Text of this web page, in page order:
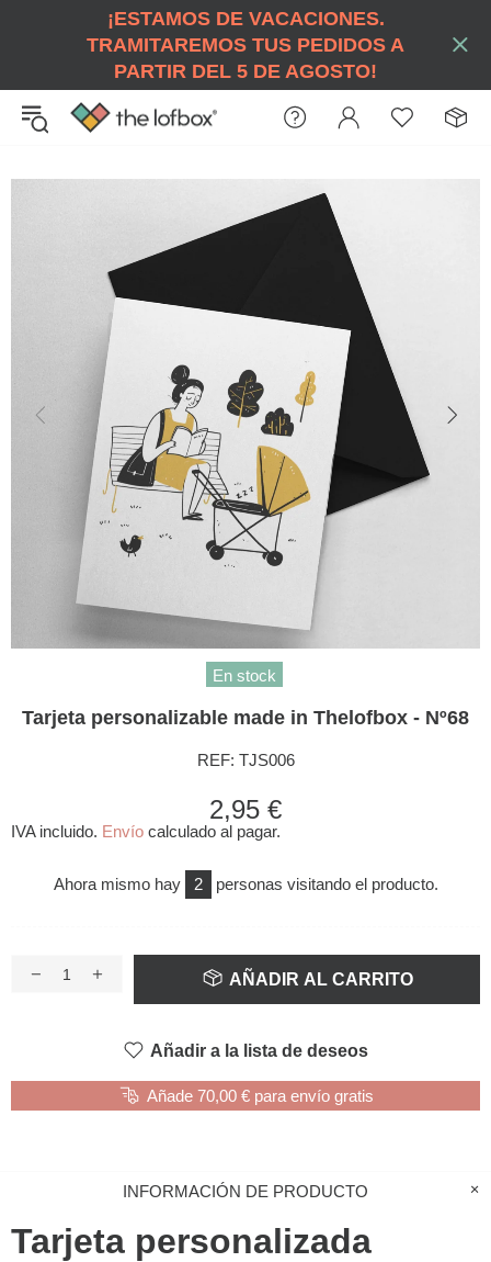
¡ESTAMOS DE VACACIONES.
TRAMITAREMOS TUS PEDIDOS A
PARTIR DEL 5 DE AGOSTO!
En stock
Tarjeta personalizable made in Thelofbox - Nº68
REF: TJS006
2,95 €
IVA incluido. Envío calculado al pagar.
Ahora mismo hay 2 personas visitando el producto.
AÑADIR AL CARRITO
Añadir a la lista de deseos
Añade 70,00 € para envío gratis
INFORMACIÓN DE PRODUCTO
Tarjeta personalizada